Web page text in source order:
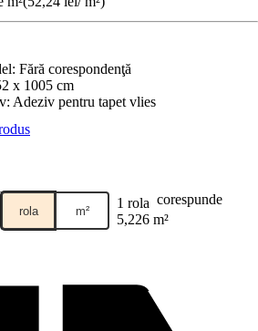
: Fără corespondenţă
x 1005 cm
: Adeziv pentru tapet vlies
rola m² 1 rola corespunde
5,226 m²